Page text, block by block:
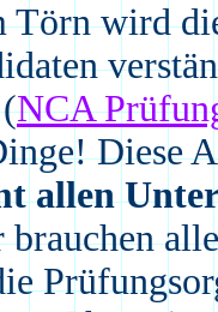
wird
NCA
Diese
allen